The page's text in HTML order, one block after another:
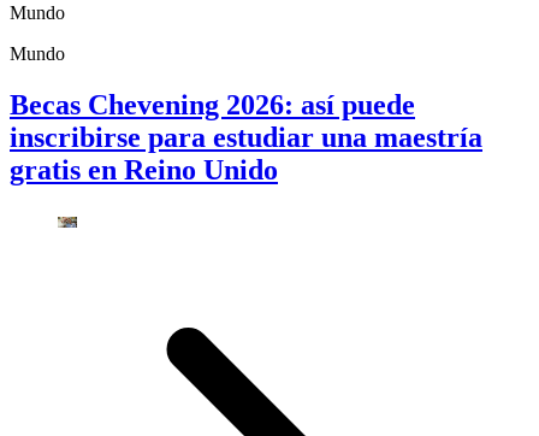
Mundo
Mundo
Becas Chevening 2026: así puede
inscribirse para estudiar una maestría
gratis en Reino Unido